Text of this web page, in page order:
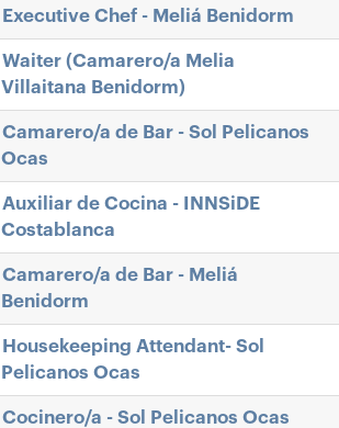
Executive Chef - Meliá Benidorm
Waiter (Camarero/a Melia
Villaitana Benidorm)
Camarero/a de Bar - Sol Pelicanos
Ocas
Auxiliar de Cocina - INNSiDE
Costablanca
Camarero/a de Bar - Meliá
Benidorm
Housekeeping Attendant- Sol
Pelicanos Ocas
Cocinero/a - Sol Pelicanos Ocas